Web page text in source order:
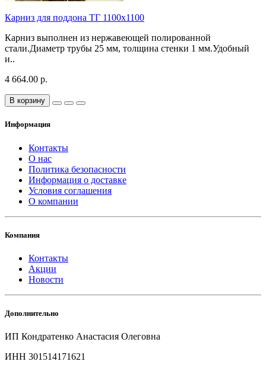
Карниз для поддона TГ 1100х1100
Карниз выполнен из нержавеющей полированной
стали.Диаметр трубы 25 мм, толщина стенки 1 мм.Удобный
и..
4 664.00 р.
В корзину
Информация
Контакты
О нас
Политика безопасности
Информация о доставке
Условия соглашения
О компании
Компания
Контакты
Акции
Новости
Дополнительно
ИП Кондратенко Анастасия Олеговна
ИНН 301514171621